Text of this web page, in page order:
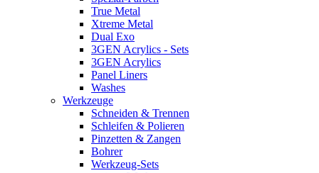
True Metal
Xtreme Metal
Dual Exo
3GEN Acrylics - Sets
3GEN Acrylics
Panel Liners
Washes
Werkzeuge
Schneiden & Trennen
Schleifen & Polieren
Pinzetten & Zangen
Bohrer
Werkzeug-Sets